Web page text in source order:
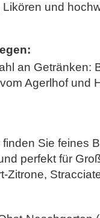
und
an
Agerlhof
Sie feines
perfekt für
Zitrone,